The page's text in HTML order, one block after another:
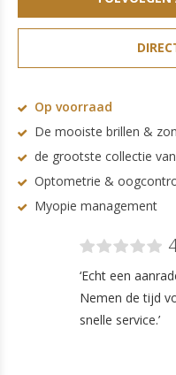
Op voorraad
De mooiste brillen &
de grootste collectie
Optometrie &
Myopie management
‘Echt een
Nemen de tijd
snelle service.’